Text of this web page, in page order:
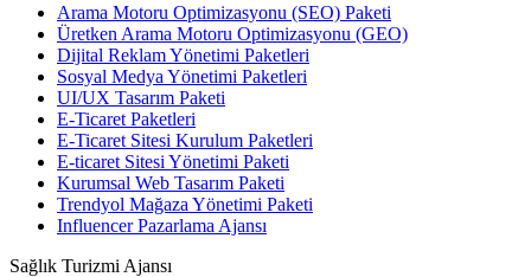
Arama Motoru Optimizasyonu (SEO) Paketi
Üretken Arama Motoru Optimizasyonu (GEO)
Dijital Reklam Yönetimi Paketleri
Sosyal Medya Yönetimi Paketleri
UI/UX Tasarım Paketi
E-Ticaret Paketleri
E-Ticaret Sitesi Kurulum Paketleri
E-ticaret Sitesi Yönetimi Paketi
Kurumsal Web Tasarım Paketi
Trendyol Mağaza Yönetimi Paketi
Influencer Pazarlama Ajansı
Sağlık Turizmi Ajansı